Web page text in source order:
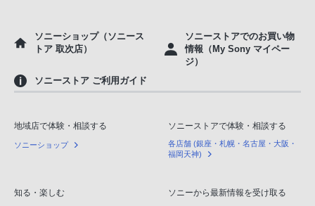
ソニーショップ（ソニース
トア 取次店）
ソニーストアでのお買い物
情報（My Sony マイペー
ジ）
ソニーストア ご利用ガイド
地域店で体験・相談する
ソニーショップ
ソニーストアで体験・相談する
各店舗 (銀座・札幌・名古屋・大阪・
福岡天神)
知る・楽しむ ソニーから最新情報を受け取る